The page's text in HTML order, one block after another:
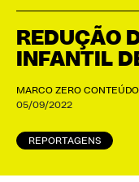
REDUÇÃO
INFANTIL
MARCO ZERO CONTEÚDO
05/09/2022
REPORTAGENS